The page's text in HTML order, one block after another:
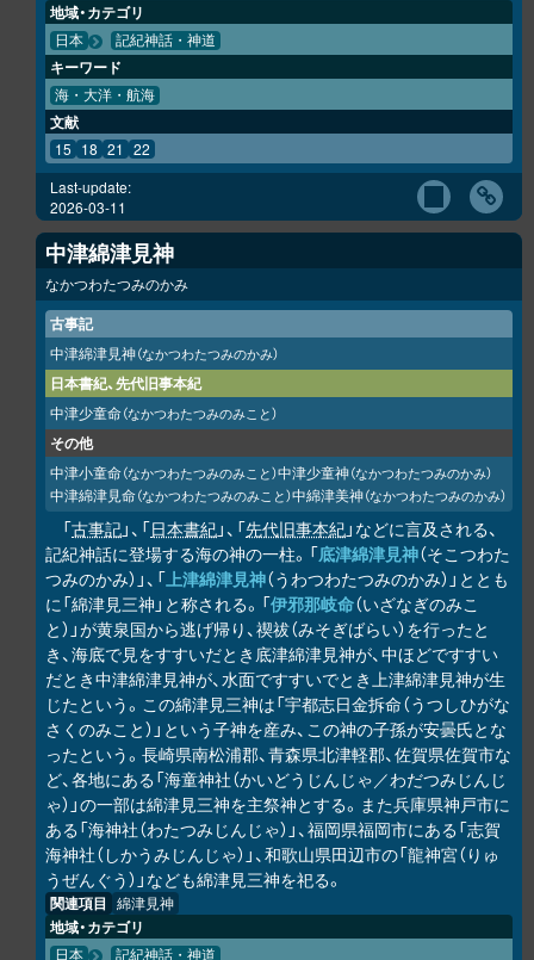
地域・カテゴリ
日本 記紀神話・神道
キーワード
海・大洋・航海
文献
15 18 21 22
Last-update:
2026-03-11
中津綿津見神
なかつわたつみのかみ
古事記
中津綿津見神（なかつわたつみのかみ）
日本書紀、先代旧事本紀
中津少童命（なかつわたつみのみこと）
その他
中津小童命（なかつわたつみのみこと）中津少童神（なかつわたつみのかみ）
中津綿津見命（なかつわたつみのみこと）中綿津美神（なかつわたつみのかみ）
「古事記」、「日本書紀」、「先代旧事本紀」などに言及される、
記紀神話に登場する海の神の一柱。「底津綿津見神（そこつわた
つみのかみ）」、「上津綿津見神（うわつわたつみのかみ）」ととも
に「綿津見三神」と称される。「伊邪那岐命（いざなぎのみこ
と）」が黄泉国から逃げ帰り、禊祓（みそぎばらい）を行ったと
き、海底で見をすすいだとき底津綿津見神が、中ほどですすい
だとき中津綿津見神が、水面ですすいでとき上津綿津見神が生
じたという。この綿津見三神は「宇都志日金拆命（うつしひがな
さくのみこと）」という子神を産み、この神の子孫が安曇氏とな
ったという。長崎県南松浦郡、青森県北津軽郡、佐賀県佐賀市な
ど、各地にある「海童神社（かいどうじんじゃ／わだつみじんじ
ゃ）」の一部は綿津見三神を主祭神とする。また兵庫県神戸市に
ある「海神社（わたつみじんじゃ）」、福岡県福岡市にある「志賀
海神社（しかうみじんじゃ）」、和歌山県田辺市の「龍神宮（りゅ
うぜんぐう）」なども綿津見三神を祀る。
関連項目 綿津見神
地域・カテゴリ
日本 記紀神話・神道